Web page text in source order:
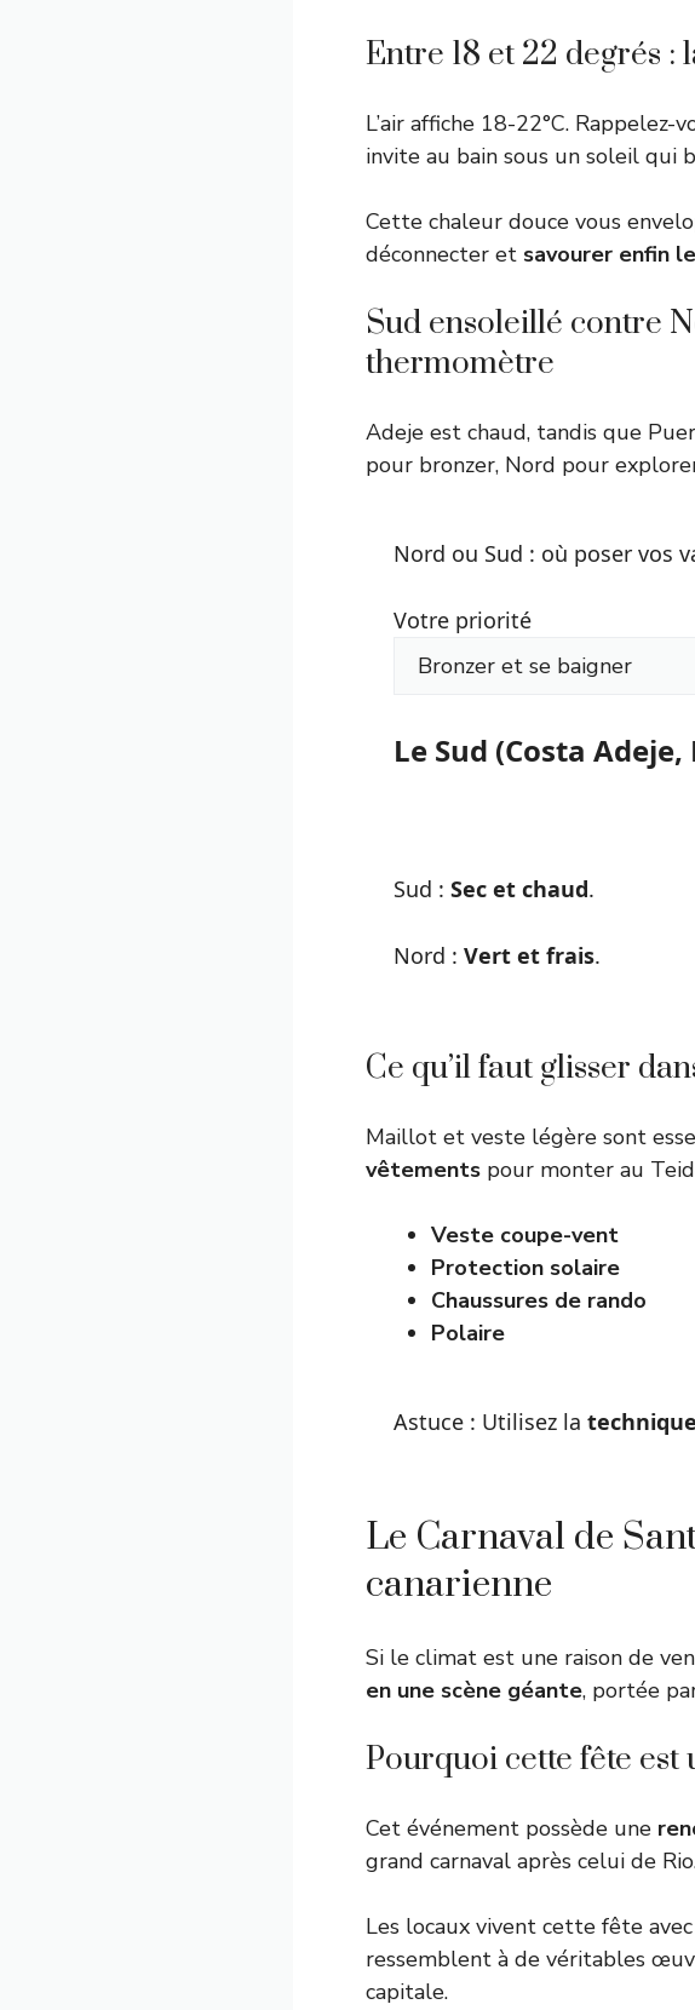
Entre 18 et 22 degrés
L’air affiche 18-22°C. Rappelez-
invite au bain sous un soleil qui
Cette chaleur douce vous
déconnecter et savourer enfin
Sud ensoleillé contre
thermomètre
Adeje est chaud, tandis que
pour bronzer, Nord pour
Nord ou Sud : où poser vos
Votre priorité
Le Sud (Costa
Sud : Sec et chaud.
Nord : Vert et frais.
Ce qu’il faut glisser
Maillot et veste légère sont
vêtements pour monter au
Veste coupe-vent
Protection solaire
Chaussures de rando
Polaire
Astuce : Utilisez la
Le Carnaval de
canarienne
Si le climat est une raison de
en une scène géante, portée
Pourquoi cette fête est
Cet événement possède une
grand carnaval après celui de
Les locaux vivent cette fête
ressemblent à de véritables
capitale.